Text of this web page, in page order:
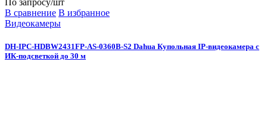
В сравнение В избранное
Видеокамеры
DH-IPC-HDBW2431FP-AS-0360B-S2 Dahua Купольная IP-видеокамера с
ИК-подсветкой до 30 м